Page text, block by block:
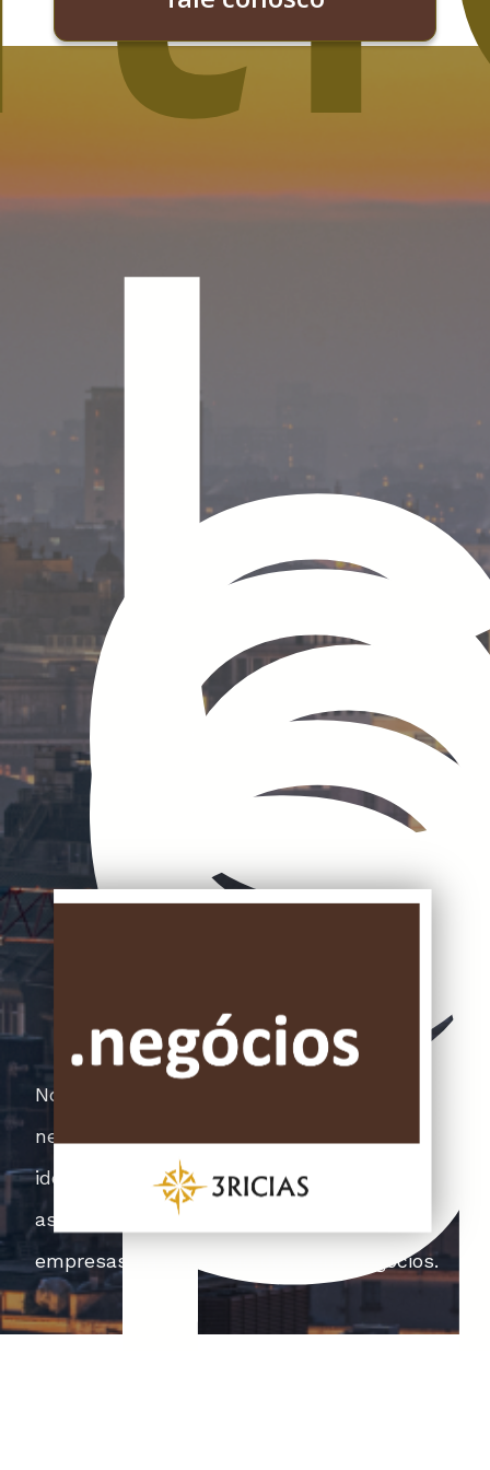
Nosso papel passa por entender suas
necessidades,
identificar oportunidades, projetar e
assessorar
empresas na expansão dos seus negócios.